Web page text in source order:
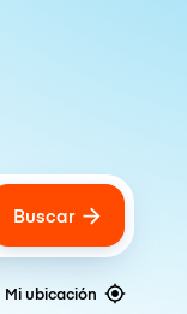
Buscar
Mi ubicación